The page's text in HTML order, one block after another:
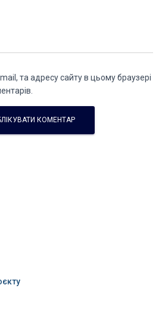
та адресу сайту в цьому браузері